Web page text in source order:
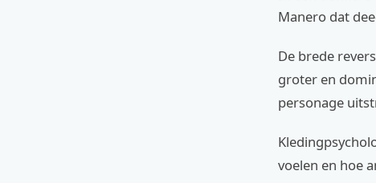
Manero dat
De brede
groter en
personage
voelen en hoe